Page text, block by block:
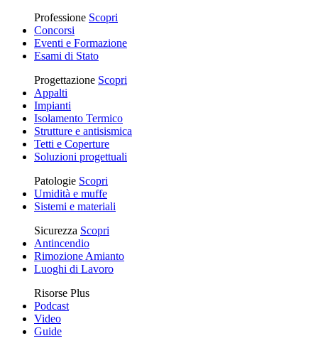
Professione Scopri
Concorsi
Eventi e Formazione
Esami di Stato
Progettazione Scopri
Appalti
Impianti
Isolamento Termico
Strutture e antisismica
Tetti e Coperture
Soluzioni progettuali
Patologie Scopri
Umidità e muffe
Sistemi e materiali
Sicurezza Scopri
Antincendio
Rimozione Amianto
Luoghi di Lavoro
Risorse Plus
Podcast
Video
Guide